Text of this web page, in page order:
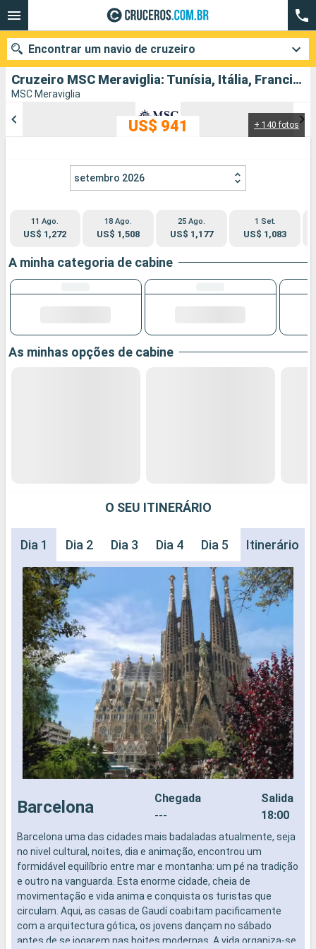
Cruzeiro MSC Meraviglia: Tunísia, Itália, Francia, Espanha partindo de Barcelona
MSC Meraviglia
+ 140 fotos
US$ 941
setembro 2026
11 Ago.
US$ 1,272
18 Ago.
US$ 1,508
25 Ago.
US$ 1,177
1 Set.
US$ 1,083
A minha categoria de cabine
As minhas opções de cabine
O SEU ITINERÁRIO
Dia 1 Dia 2 Dia 3 Dia 4 Dia 5 Dia 6 Dia
Itinerário
Barcelona
Chegada
---
Salida
18:00
Barcelona uma das cidades mais badaladas atualmente, seja
no nivel cultural, noites, dia e animação, encontrou um
formidável equilíbrio entre mar e montanha: um pé na tradição
e outro na vanguarda. Esta enorme cidade, cheia de
movimentação e vida anima e conquista os turistas que
circulam. Aqui, as casas de Gaudí coabitam pacificamente
com a arquitectura gótica, os jovens dançam no sábado
antes de se jogarem nas boites modernas. A vida organiza-se
Encontrar um navio de cruzeiro
Companhias
Pesquisar